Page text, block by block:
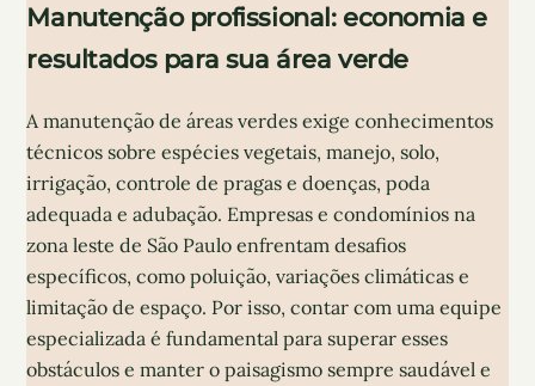
Manutenção profissional: economia e
resultados para sua área verde
A manutenção de áreas verdes exige conhecimentos
técnicos sobre espécies vegetais, manejo, solo,
irrigação, controle de pragas e doenças, poda
adequada e adubação. Empresas e condomínios na
zona leste de São Paulo enfrentam desafios
específicos, como poluição, variações climáticas e
limitação de espaço. Por isso, contar com uma equipe
especializada é fundamental para superar esses
obstáculos e manter o paisagismo sempre saudável e